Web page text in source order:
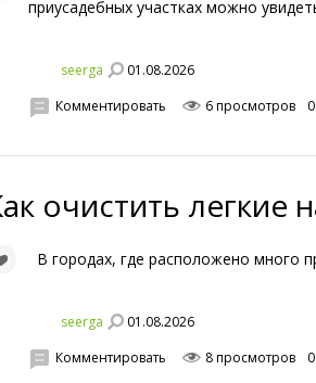
приусадебных участках можно
seerga 01.08.2026
Комментировать 6 просмотров 0
очистить легкие
В городах, где расположено много
seerga 01.08.2026
Комментировать 8 просмотров 0